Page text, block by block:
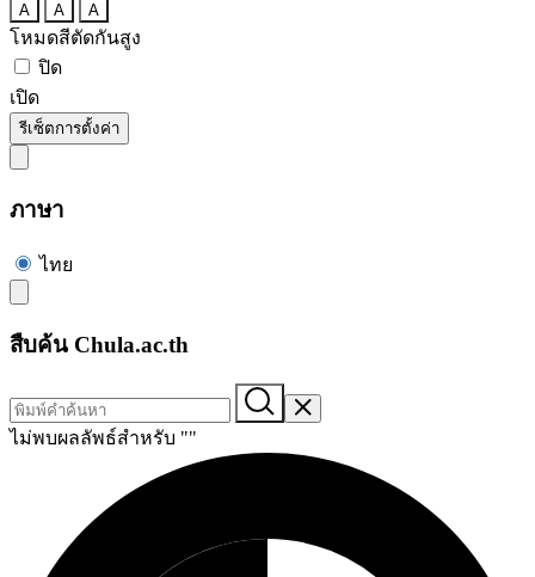
A A A
โหมดสีตัดกันสูง
ปิด
เปิด
รีเซ็ตการตั้งค่า
ภาษา
ไทย
สืบค้น Chula.ac.th
ไม่พบผลลัพธ์สำหรับ ""